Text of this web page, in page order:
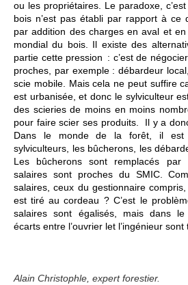
ou les propriétaires. Le paradoxe,
bois n’est pas établi par rapport à ce
par addition des charges en aval et
mondial du bois. Il existe des
partie cette pression : c’est de
proches, par exemple : débardeur
scie mobile. Mais cela ne peut suffire
est urbanisée, et donc le sylviculteur
des scieries de moins en moins
pour faire scier ses produits. Il y a
Dans le monde de la forêt, il est
sylviculteurs, les bûcherons, les
Les bûcherons sont remplacés
salaires sont proches du SMIC.
salaires, ceux du gestionnaire
est tiré au cordeau ? C’est le
salaires sont égalisés, mais dans
écarts entre l’ouvrier let l’ingénieur sont
Alain Christophle, expert forestier.